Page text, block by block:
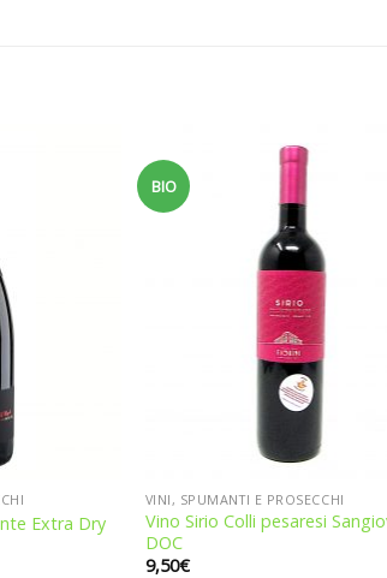
Extra Dry
BIO
VINI, SPUMANTI E PROSECCHI
Vino Sirio Colli pesaresi
DOC
9,50€